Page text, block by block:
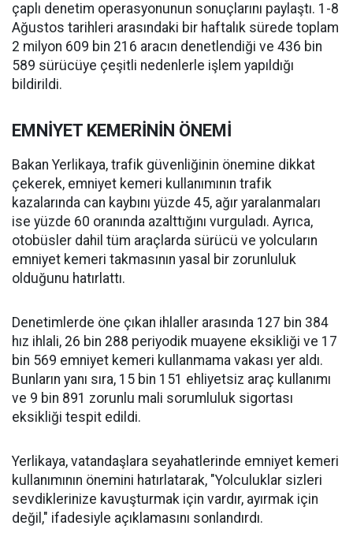
çaplı denetim operasyonunun sonuçlarını paylaştı. 1-8
Ağustos tarihleri arasındaki bir haftalık sürede toplam
2 milyon 609 bin 216 aracın denetlendiği ve 436 bin
589 sürücüye çeşitli nedenlerle işlem yapıldığı
bildirildi.
EMNİYET KEMERİNİN ÖNEMİ
Bakan Yerlikaya, trafik güvenliğinin önemine dikkat
çekerek, emniyet kemeri kullanımının trafik
kazalarında can kaybını yüzde 45, ağır yaralanmaları
ise yüzde 60 oranında azalttığını vurguladı. Ayrıca,
otobüsler dahil tüm araçlarda sürücü ve yolcuların
emniyet kemeri takmasının yasal bir zorunluluk
olduğunu hatırlattı.
Denetimlerde öne çıkan ihlaller arasında 127 bin 384
hız ihlali, 26 bin 288 periyodik muayene eksikliği ve 17
bin 569 emniyet kemeri kullanmama vakası yer aldı.
Bunların yanı sıra, 15 bin 151 ehliyetsiz araç kullanımı
ve 9 bin 891 zorunlu mali sorumluluk sigortası
eksikliği tespit edildi.
Yerlikaya, vatandaşlara seyahatlerinde emniyet kemeri
kullanımının önemini hatırlatarak, "Yolculuklar sizleri
sevdiklerinize kavuşturmak için vardır, ayırmak için
değil," ifadesiyle açıklamasını sonlandırdı.